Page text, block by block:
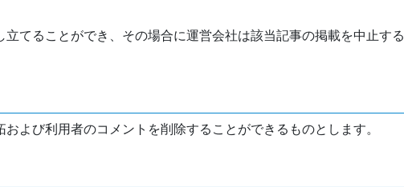
てることができ、その場合に運営会社は該当記事の掲載を中止する
よび利用者のコメントを削除することができるものとします。